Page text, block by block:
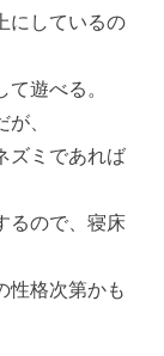
にしているの
遊べる。
、
ズミであれば
るので、寝床
性格次第かも